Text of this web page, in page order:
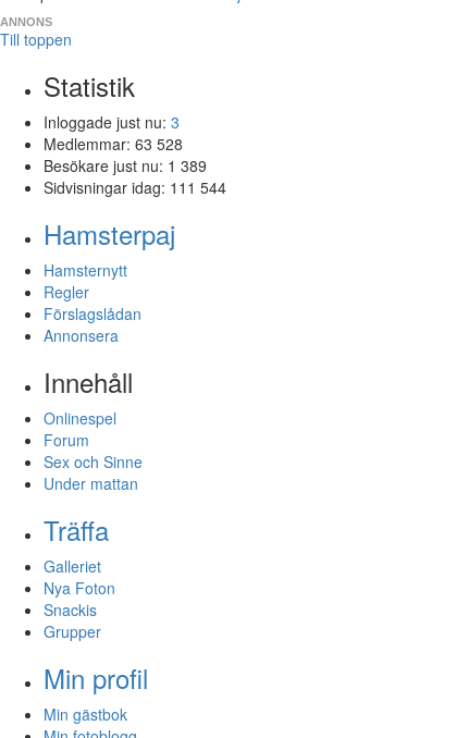
ANNONS
Till toppen
Statistik
Inloggade just nu: 3
Medlemmar: 63 528
Besökare just nu: 1 389
Sidvisningar idag: 111 544
Hamsterpaj
Hamsternytt
Regler
Förslagslådan
Annonsera
Innehåll
Onlinespel
Forum
Sex och Sinne
Under mattan
Träffa
Galleriet
Nya Foton
Snackis
Grupper
Min profil
Min gästbok